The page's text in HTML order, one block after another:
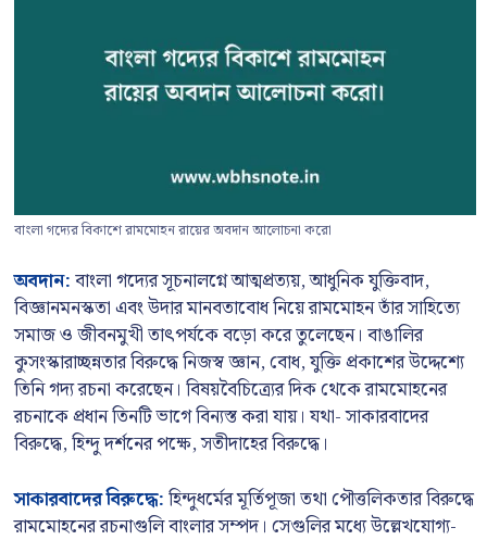
বাংলা গদ্যের বিকাশে রামমোহন রায়ের অবদান আলোচনা করো
অবদান:বাংলা গদ্যের সূচনালগ্নে আত্মপ্রত্যয়, আধুনিক যুক্তিবাদ,
বিজ্ঞানমনস্কতা এবং উদার মানবতাবোধ নিয়ে রামমোহন তাঁর সাহিত্যে
সমাজ ও জীবনমুখী তাৎপর্যকে বড়ো করে তুলেছেন। বাঙালির
কুসংস্কারাচ্ছন্নতার বিরুদ্ধে নিজস্ব জ্ঞান, বোধ, যুক্তি প্রকাশের উদ্দেশ্যে
তিনি গদ্য রচনা করেছেন। বিষয়বৈচিত্র্যের দিক থেকে রামমোহনের
রচনাকে প্রধান তিনটি ভাগে বিন্যস্ত করা যায়। যথা- সাকারবাদের
বিরুদ্ধে, হিন্দু দর্শনের পক্ষে, সতীদাহের বিরুদ্ধে।
সাকারবাদের বিরুদ্ধে:হিন্দুধর্মের মূর্তিপূজা তথা পৌত্তলিকতার বিরুদ্ধে
রামমোহনের রচনাগুলি বাংলার সম্পদ। সেগুলির মধ্যে উল্লেখযোগ্য-